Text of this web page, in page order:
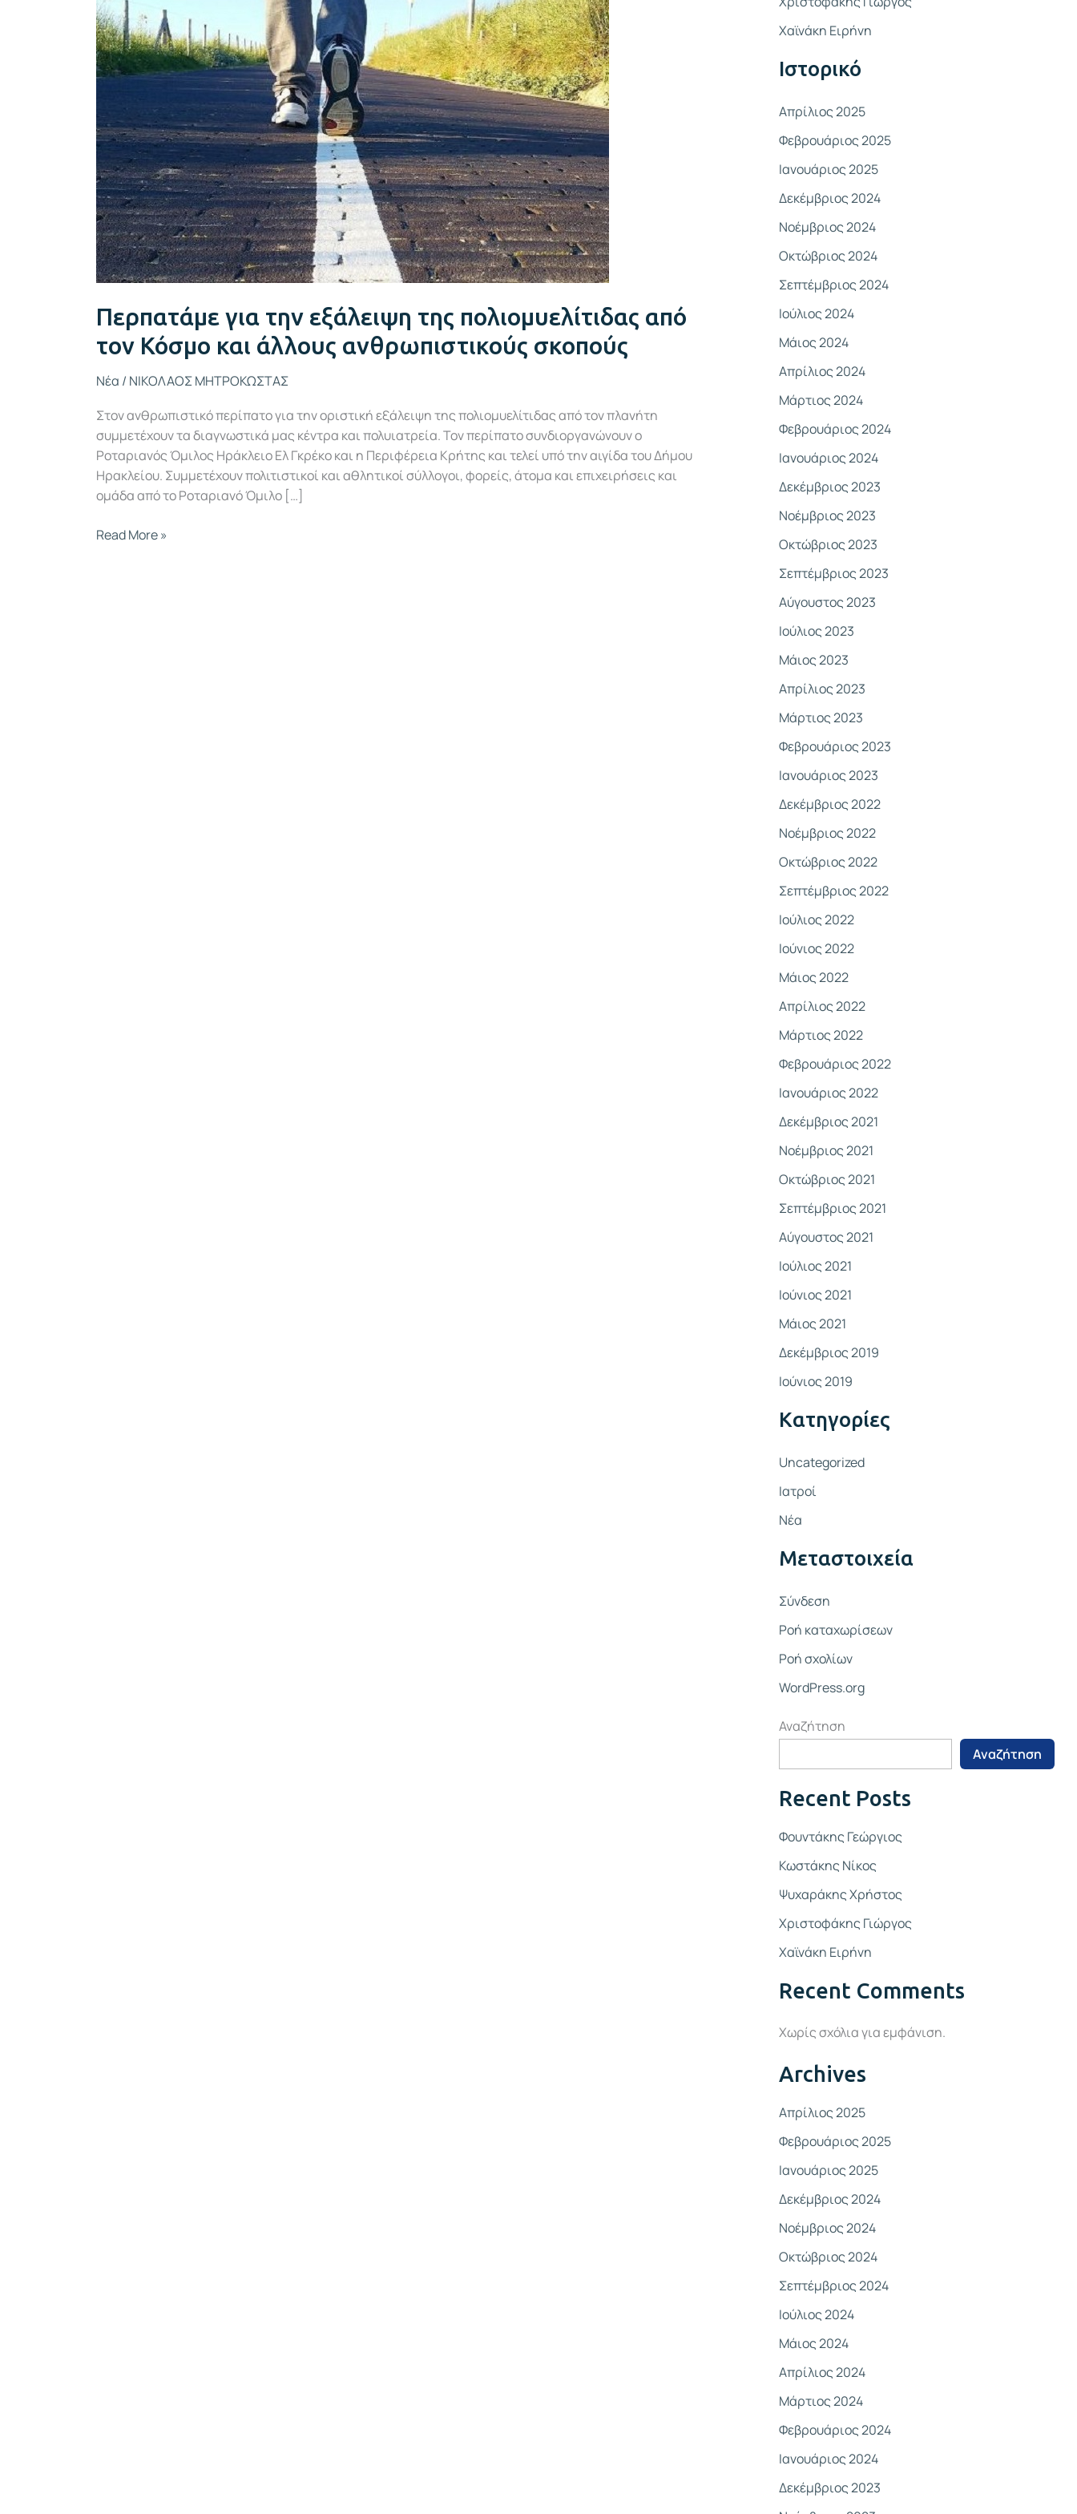
Περπατάμε για την εξάλειψη της πολιομυελίτιδας από
τον Κόσμο και άλλους ανθρωπιστικούς σκοπούς
Νέα / ΝΙΚΟΛΑΟΣ ΜΗΤΡΟΚΩΣΤΑΣ
Στον ανθρωπιστικό περίπατο για την οριστική εξάλειψη της πολιομυελίτιδας από τον πλανήτη
συμμετέχουν τα διαγνωστικά μας κέντρα και πολυιατρεία. Τον περίπατο συνδιοργανώνουν ο
Ροταριανός Όμιλος Ηράκλειο Ελ Γκρέκο και η Περιφέρεια Κρήτης και τελεί υπό την αιγίδα του Δήμου
Ηρακλείου. Συμμετέχουν πολιτιστικοί και αθλητικοί σύλλογοι, φορείς, άτομα και επιχειρήσεις και
ομάδα από το Ροταριανό Όμιλο […]
εξάλειψη
της
πολιομυελίτιδας
από
Κόσμο
και
άλλους
ανθρωπιστικούς
σκοπούς
Read More »
σ
η
α
:
Χαϊνάκη Ειρήνη
Ιστορικό
Απρίλιος 2025
Φεβρουάριος 2025
Ιανουάριος 2025
Δεκέμβριος 2024
Νοέμβριος 2024
Οκτώβριος 2024
Σεπτέμβριος 2024
Ιούλιος 2024
Μάιος 2024
Απρίλιος 2024
Μάρτιος 2024
Φεβρουάριος 2024
Ιανουάριος 2024
Δεκέμβριος 2023
Νοέμβριος 2023
Οκτώβριος 2023
Σεπτέμβριος 2023
Αύγουστος 2023
Ιούλιος 2023
Μάιος 2023
Απρίλιος 2023
Μάρτιος 2023
Φεβρουάριος 2023
Ιανουάριος 2023
Δεκέμβριος 2022
Νοέμβριος 2022
Οκτώβριος 2022
Σεπτέμβριος 2022
Ιούλιος 2022
Ιούνιος 2022
Μάιος 2022
Απρίλιος 2022
Μάρτιος 2022
Φεβρουάριος 2022
Ιανουάριος 2022
Δεκέμβριος 2021
Νοέμβριος 2021
Οκτώβριος 2021
Σεπτέμβριος 2021
Αύγουστος 2021
Ιούλιος 2021
Ιούνιος 2021
Μάιος 2021
Δεκέμβριος 2019
Ιούνιος 2019
Kατηγορίες
Uncategorized
Ιατροί
Νέα
Μεταστοιχεία
Σύνδεση
Ροή καταχωρίσεων
Ροή σχολίων
WordPress.org
Αναζήτηση
Αναζήτηση
Recent Posts
Φουντάκης Γεώργιος
Κωστάκης Νίκος
Ψυχαράκης Χρήστος
Χριστοφάκης Γιώργος
Χαϊνάκη Ειρήνη
Recent Comments
Χωρίς σχόλια για εμφάνιση.
Archives
Απρίλιος 2025
Φεβρουάριος 2025
Ιανουάριος 2025
Δεκέμβριος 2024
Νοέμβριος 2024
Οκτώβριος 2024
Σεπτέμβριος 2024
Ιούλιος 2024
Μάιος 2024
Απρίλιος 2024
Μάρτιος 2024
Φεβρουάριος 2024
Ιανουάριος 2024
Δεκέμβριος 2023